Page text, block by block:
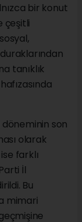
bir konut
çeşitli
tanıklık
döneminin son
olarak
farklı
İl
Bu
mimari